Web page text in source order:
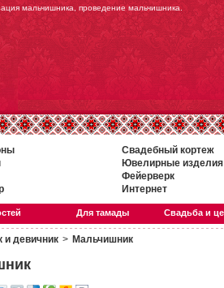
мальчишника, проведение мальчишника.
Свадебный кортеж
Ювелирные изделия
Фейерверк
Интернет
Для тамады Свадьба и
и девичник > Мальчишник